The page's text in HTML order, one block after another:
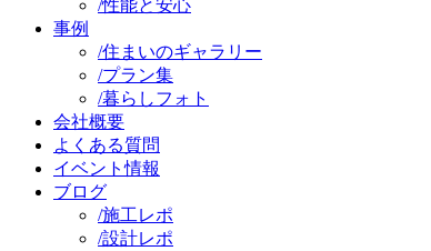
/性能と安心
事例
/住まいのギャラリー
/プラン集
/暮らしフォト
会社概要
よくある質問
イベント情報
ブログ
/施工レポ
/設計レポ